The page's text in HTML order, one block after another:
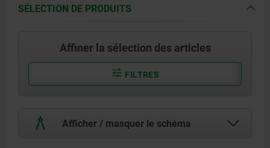
SÉLECTION DE PRODUITS
Affiner la sélection des articles
FILTRES
Afficher / masquer le schéma